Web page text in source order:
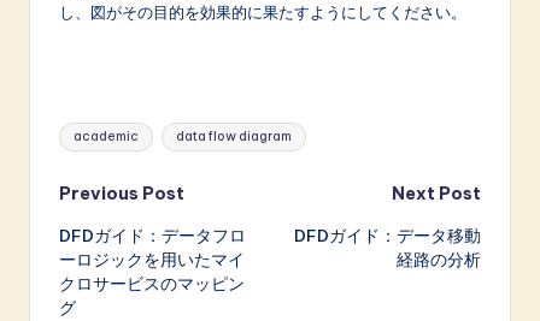
し、図がその目的を効果的に果たすようにしてください。
Tags:
academic data flow diagram
Post
navigation
Previous Post
DFDガイド：データフロ
ーロジックを用いたマイ
クロサービスのマッピン
グ
Next Post
DFDガイド：データ移動
経路の分析